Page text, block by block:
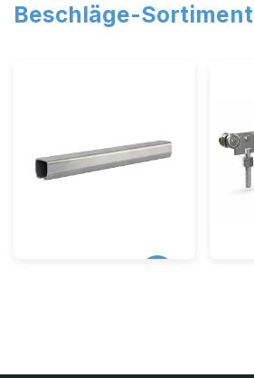
Beschläge-Sortiment